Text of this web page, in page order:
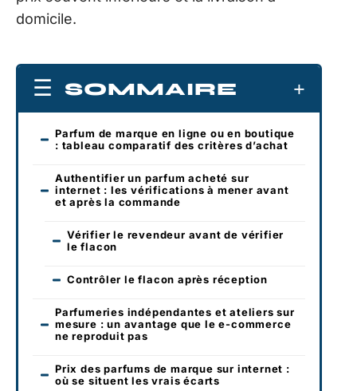
domicile.
SOMMAIRE
Parfum de marque en ligne ou en boutique
: tableau comparatif des critères d’achat
Authentifier un parfum acheté sur
internet : les vérifications à mener avant
et après la commande
Vérifier le revendeur avant de vérifier
le flacon
Contrôler le flacon après réception
Parfumeries indépendantes et ateliers sur
mesure : un avantage que le e-commerce
ne reproduit pas
Prix des parfums de marque sur internet :
où se situent les vrais écarts